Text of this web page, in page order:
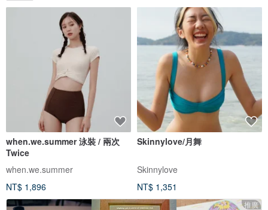
when.we.summer 泳裝 / 兩次
Twice
when.we.summer
NT$ 1,896
Skinnylove/月舞
Skinnylove
NT$ 1,351
推廣